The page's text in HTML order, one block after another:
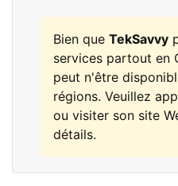
Bien que TekSavvy
services partout en
peut n'être
régions. Veuillez
ou visiter son site
détails.